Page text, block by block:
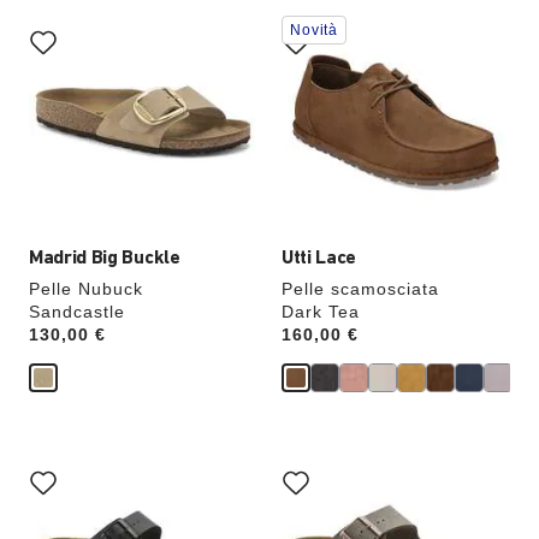
Madrid Big Buckle
Pelle Nubuck
Sandcastle
Price:
130,00 €
con
dei
colori,
l’immagine
Utti Lace
Pelle scamosciata
Dark Tea
Price:
160,00 €
Interagendo
con
anteprime
dei
colori,
l’immagine
Novità
con
con
anteprime